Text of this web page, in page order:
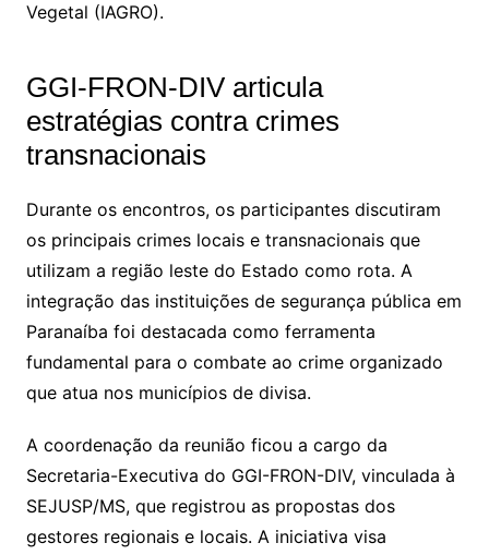
Vegetal (IAGRO).
GGI-FRON-DIV articula
estratégias contra crimes
transnacionais
Durante os encontros, os participantes discutiram
os principais crimes locais e transnacionais que
utilizam a região leste do Estado como rota. A
integração das instituições de segurança pública em
Paranaíba foi destacada como ferramenta
fundamental para o combate ao crime organizado
que atua nos municípios de divisa.
A coordenação da reunião ficou a cargo da
Secretaria-Executiva do GGI-FRON-DIV, vinculada à
SEJUSP/MS, que registrou as propostas dos
gestores regionais e locais. A iniciativa visa